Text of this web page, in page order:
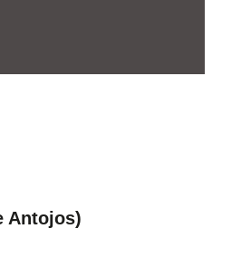
Antojos)